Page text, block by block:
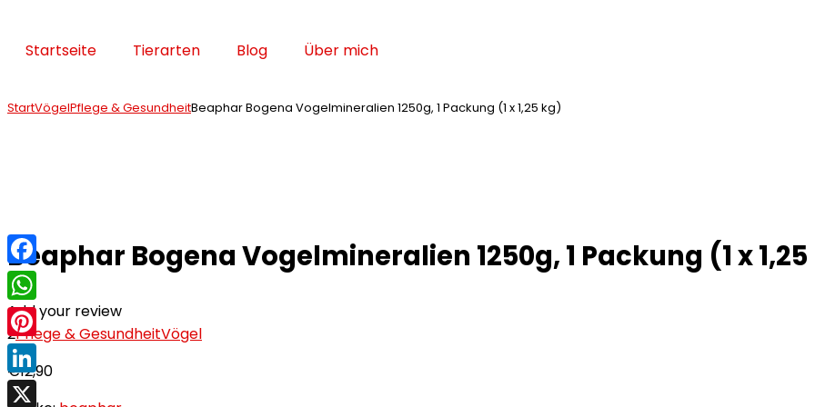
Startseite Tierarten Blog Über mich
StartVögelPflege & GesundheitBeaphar Bogena Vogelmineralien 1250g, 1 Packung (1 x 1,25 kg)
Beaphar Bogena Vogelmineralien 1250g, 1 Packung (1 x
Add your review
2Pflege & GesundheitVögel
€12,90
Facebook
WhatsApp
Pinterest
LinkedIn